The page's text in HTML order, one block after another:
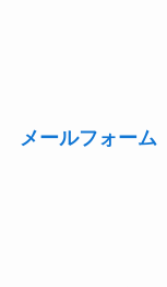
メールフォーム